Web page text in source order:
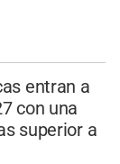
entran a
con una
superior a